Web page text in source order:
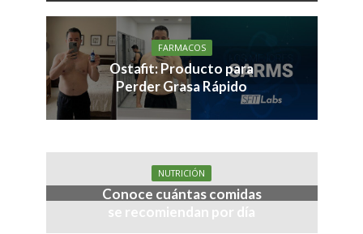
FARMACOS
Ostafit: Producto para
Perder Grasa Rápido
NUTRICIÓN
Conoce cuántas comidas
se recomiendan por día